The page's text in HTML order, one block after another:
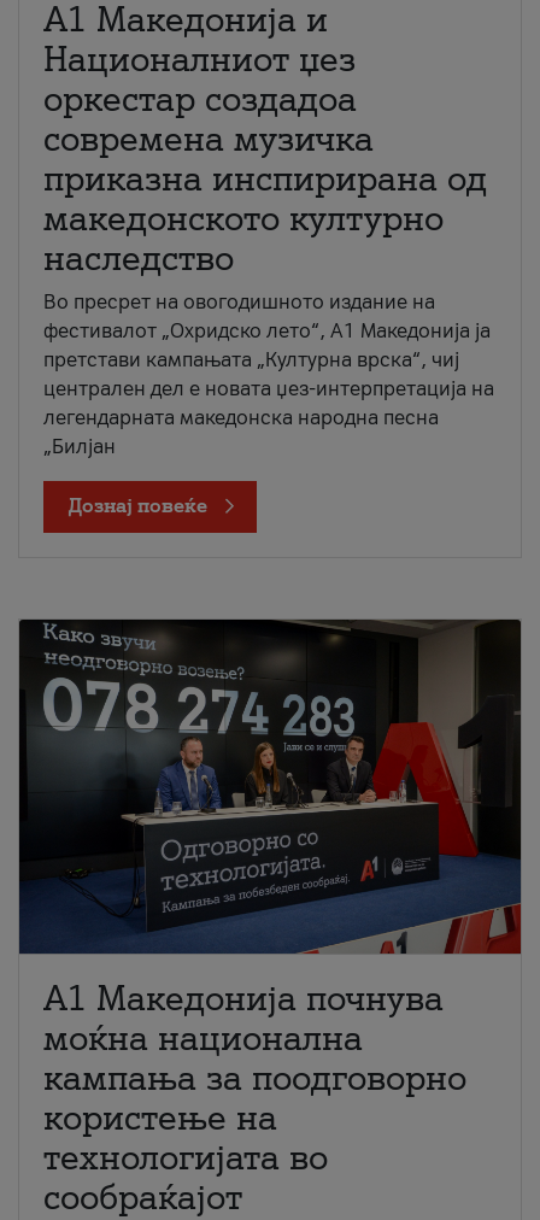
А1 Македонија и
Националниот џез
оркестар создадоа
современа музичка
приказна инспирирана од
македонското културно
наследство
Во пресрет на овогодишното издание на
фестивалот „Охридско лето“, А1 Македонија ја
претстави кампањата „Културна врска“, чиј
централен дел е новата џез-интерпретација на
легендарната македонска народна песна
„Билјан
Дознај повеќе
A1 Македонија почнува
моќна национална
кампања за поодговорно
користење на
технологијата во
сообраќајот